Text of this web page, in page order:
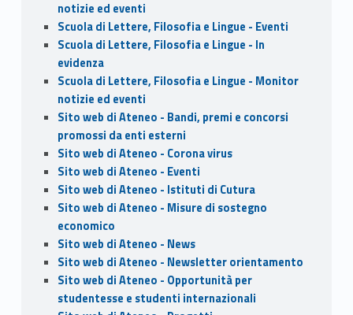
notizie ed eventi
Scuola di Lettere, Filosofia e Lingue - Eventi
Scuola di Lettere, Filosofia e Lingue - In
evidenza
Scuola di Lettere, Filosofia e Lingue - Monitor
notizie ed eventi
Sito web di Ateneo - Bandi, premi e concorsi
promossi da enti esterni
Sito web di Ateneo - Corona virus
Sito web di Ateneo - Eventi
Sito web di Ateneo - Istituti di Cutura
Sito web di Ateneo - Misure di sostegno
economico
Sito web di Ateneo - News
Sito web di Ateneo - Newsletter orientamento
Sito web di Ateneo - Opportunità per
studentesse e studenti internazionali